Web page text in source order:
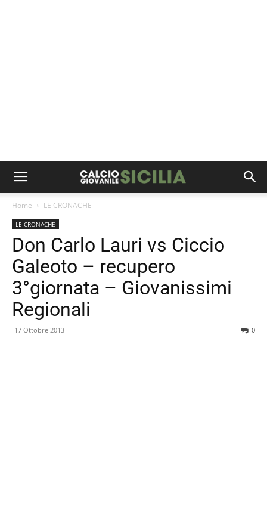
Home LE CRONACHE
LE CRONACHE
Don Carlo Lauri vs Ciccio
Galeoto – recupero
3°giornata – Giovanissimi
Regionali
17 Ottobre 2013 0